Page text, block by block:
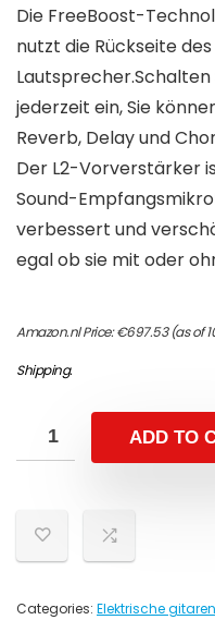
Die FreeBoost-
nutzt die Rückseite des
Lautsprecher.Schalten
jederzeit ein, Sie
Reverb, Delay und
Der L2-Vorverstärker
Sound-
verbessert und
egal ob sie mit oder
Amazon.nl Price:€697.53(as of
Shipping.
ADD TO
Categories: Elektrische gitaren